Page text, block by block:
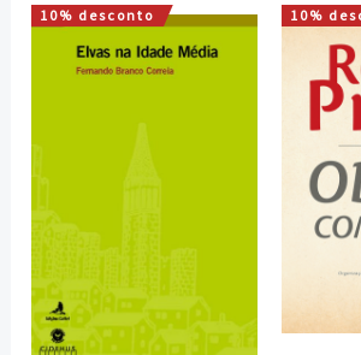
10% desconto
O
preço
original
O
preço
atual
10%
O